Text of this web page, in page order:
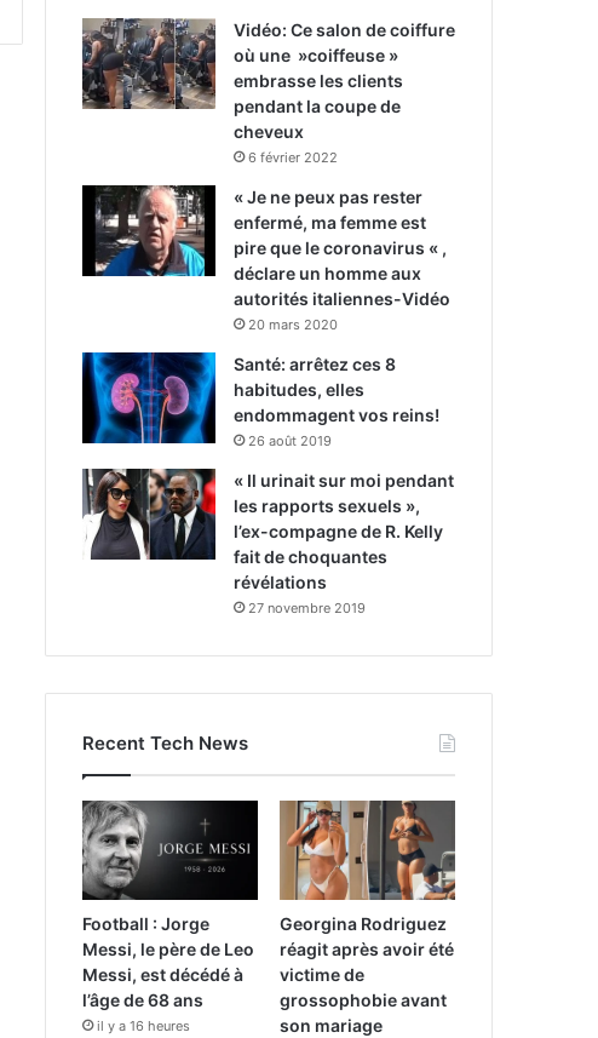
Vidéo: Ce salon de coiffure
où une »coiffeuse »
embrasse les clients
pendant la coupe de
cheveux
6 février 2022
« Je ne peux pas rester
enfermé, ma femme est
pire que le coronavirus « ,
déclare un homme aux
autorités italiennes-Vidéo
20 mars 2020
Santé: arrêtez ces 8
habitudes, elles
endommagent vos reins!
26 août 2019
« Il urinait sur moi pendant
les rapports sexuels »,
l’ex-compagne de R. Kelly
fait de choquantes
révélations
27 novembre 2019
Recent Tech News
Football : Jorge
Messi, le père de Leo
Messi, est décédé à
l’âge de 68 ans
il y a 16 heures
Georgina Rodriguez
réagit après avoir été
victime de
grossophobie avant
son mariage